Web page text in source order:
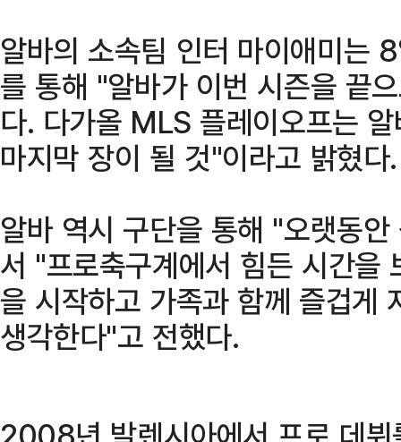
알바의 소속팀 인터 마이애미는
를 통해 "알바가 이번 시즌을 끝
다. 다가올 MLS 플레이오프는
마지막 장이 될 것"이라고 밝혔다.
알바 역시 구단을 통해 "오랫동
서 "프로축구계에서 힘든 시간을
을 시작하고 가족과 함께 즐겁게
생각한다"고 전했다.